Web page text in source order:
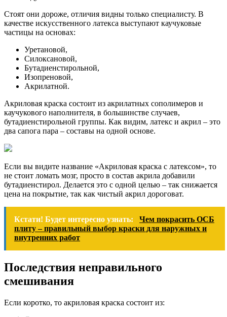
Стоят они дороже, отличия видны только специалисту. В
качестве искусственного латекса выступают каучуковые
частицы на основах:
Уретановой,
Силоксановой,
Бутадиенстирольной,
Изопреновой,
Акрилатной.
Акриловая краска состоит из акрилатных сополимеров и
каучукового наполнителя, в большинстве случаев,
бутадиенстирольной группы. Как видим, латекс и акрил – это
два сапога пара – составы на одной основе.
Если вы видите название «Акриловая краска с латексом», то
не стоит ломать мозг, просто в состав акрила добавили
бутадиенстирол. Делается это с одной целью – так снижается
цена на покрытие, так как чистый акрил дороговат.
Кстати! Будет интересно узнать:
Чем покрасить ОСБ
плиту – правильный выбор краски для наружных и
внутренних работ
Последствия неправильного
смешивания
Если коротко, то акриловая краска состоит из: